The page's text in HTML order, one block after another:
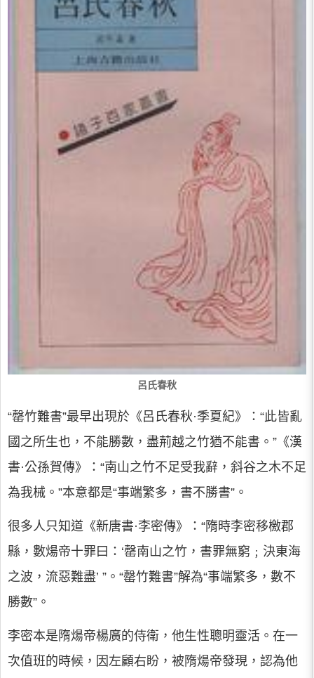
呂氏春秋
“罄竹難書”最早出現於《呂氏春秋·季夏紀》：“此皆亂
國之所生也，不能勝數，盡荊越之竹猶不能書。”《漢
書·公孫賀傳》：“南山之竹不足受我辭，斜谷之木不足
為我械。”本意都是“事端繁多，書不勝書”。
很多人只知道《新唐書·李密傳》：“隋時李密移檄郡
縣，數煬帝十罪曰：‘罄南山之竹，書罪無窮﹔決東海
之波，流惡難盡’ ”。“罄竹難書”解為“事端繁多，數不
勝數”。
李密本是隋煬帝楊廣的侍衛，他生性聰明靈活。在一
次值班的時候，因左顧右盼，被隋煬帝發現，認為他